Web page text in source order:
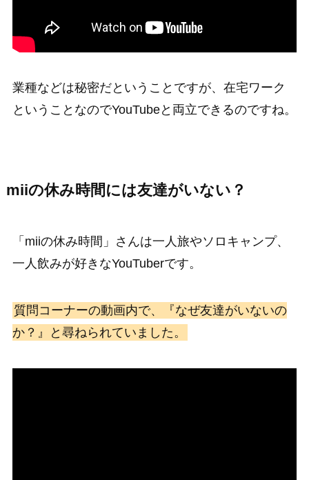
業種などは秘密だということですが、在宅ワーク
ということなのでYouTubeと両立できるのですね。
miiの休み時間には友達がいない？
「miiの休み時間」さんは一人旅やソロキャンプ、
一人飲みが好きなYouTuberです。
質問コーナーの動画内で、『なぜ友達がいないの
か？』と尋ねられていました。